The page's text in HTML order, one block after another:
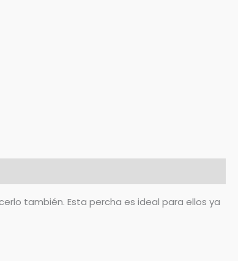
también. Esta percha es ideal para ellos ya